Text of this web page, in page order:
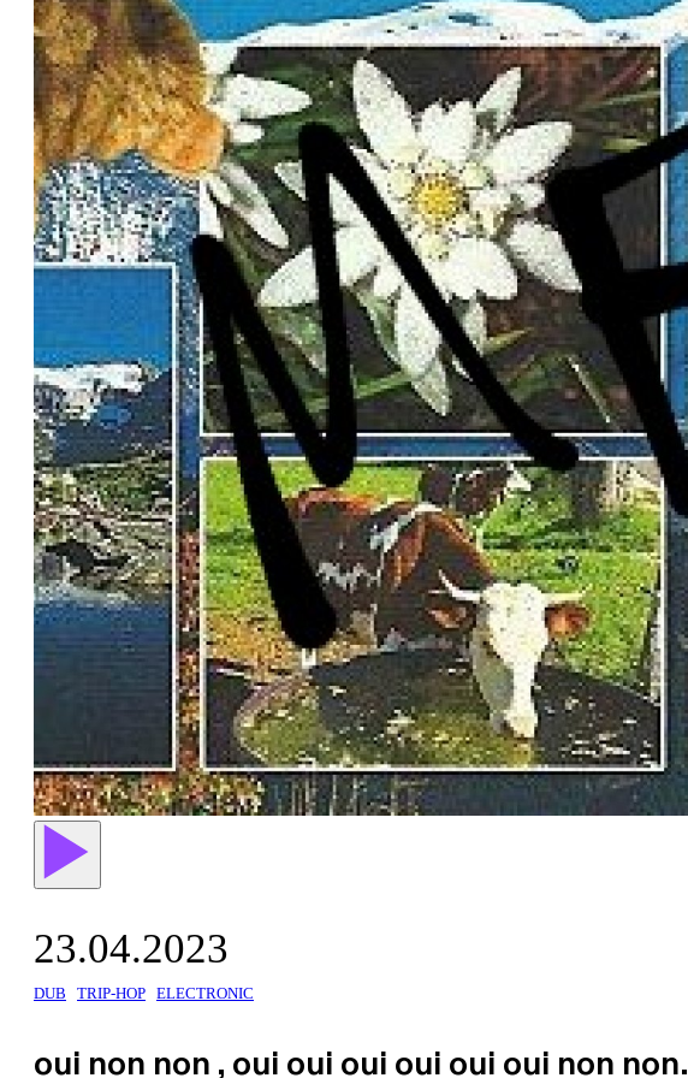
23.04.2023
DUB TRIP-HOP ELECTRONIC
oui non non , oui oui oui oui oui oui non non.